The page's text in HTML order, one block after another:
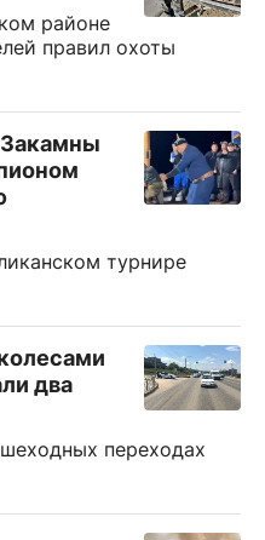
районе
правил охоты
Закамны
турнире
два
переходах